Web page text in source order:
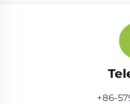
+86-